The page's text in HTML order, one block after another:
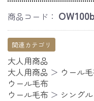
商品コード：
関連カテゴリ
大人用商品
大人用商品 ＞ ウール
ウール毛布
ウール毛布 ＞ シングル